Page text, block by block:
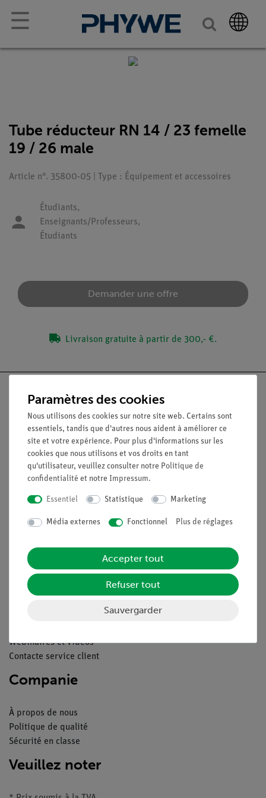
☰
Tube réducteur RN 14 / 23 femelle
19 / 26 male
Article n°. 35800-05 | Type : Équipement et accessoires
Étudiants,
Enseignants/Professeurs,
Étudiants
Demander une offre
Livraison gratuite à partir de 300,- €.
Nach oben
Légal
Contact
Déclaration de confidentialité
Service
Webinaires et vidéos
Contacte service client
Companie
À propos de nous
Politique de qualité
Sécurité en classe
Veuillez noter
Paramètres des cookies
Nous utilisons des cookies sur notre site web. Certains sont
essentiels, tandis que d'autres nous aident à améliorer ce
site et votre expérience. Pour plus d'informations sur les
cookies que nous utilisons et vos droits en tant
qu'utilisateur, veuillez consulter notre Politique de
confidentialité et notre Impressum.
Essentiel Statistique Marketing
Média externes Fonctionnel Plus de réglages
Accepter tout
Refuser tout
Sauvergarder